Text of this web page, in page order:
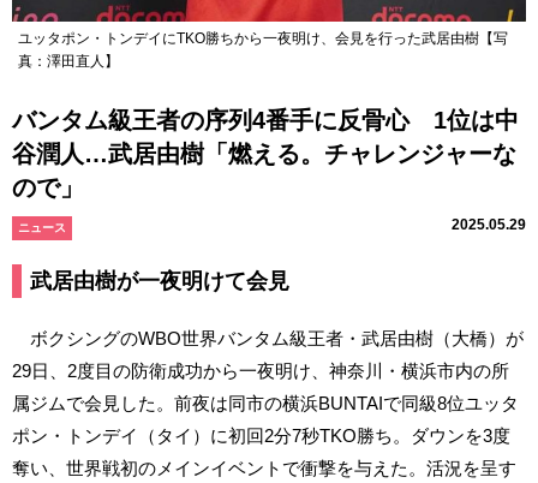
ユッタポン・トンデイにTKO勝ちから一夜明け、会見を行った武居由樹【写
真：澤田直人】
バンタム級王者の序列4番手に反骨心 1位は中
谷潤人…武居由樹「燃える。チャレンジャーな
ので」
ニュース 2025.05.29
武居由樹が一夜明けて会見
ボクシングのWBO世界バンタム級王者・武居由樹（大橋）が
29日、2度目の防衛成功から一夜明け、神奈川・横浜市内の所
属ジムで会見した。前夜は同市の横浜BUNTAIで同級8位ユッタ
ポン・トンデイ（タイ）に初回2分7秒TKO勝ち。ダウンを3度
奪い、世界戦初のメインイベントで衝撃を与えた。活況を呈す